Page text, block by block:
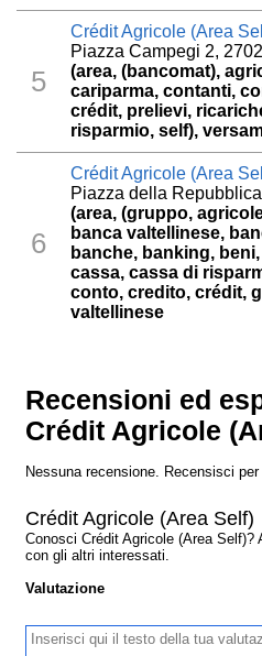
5
Crédit Agricole (Area
Piazza Campegi 2,
(area, (bancomat),
cariparma, contanti,
crédit, prelievi,
risparmio, self),
6
Crédit Agricole (Area
Piazza della
(area, (gruppo,
banca valtellinese,
banche, banking,
cassa, cassa di
conto, credito, crédit,
valtellinese
Recensioni ed
Crédit Agricole
Nessuna recensione. Recensisci per
Crédit Agricole (Area Self)
Conosci Crédit Agricole (Area
con gli altri interessati.
Valutazione